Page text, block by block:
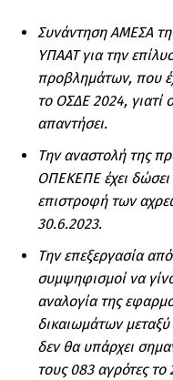
Συνάντηση ΑΜΕΣΑ
ΥΠΑΑΤ για την
προβλημάτων, που
το ΟΣΔΕ 2024, γιατί
απαντήσει.
Την αναστολή της
ΟΠΕΚΕΠΕ έχει δώσει
επιστροφή των
30.6.2023.
Την επεξεργασία
συμψηφισμοί να
αναλογία της
δικαιωμάτων
δεν θα υπάρχει
τους 083 αγρότες το